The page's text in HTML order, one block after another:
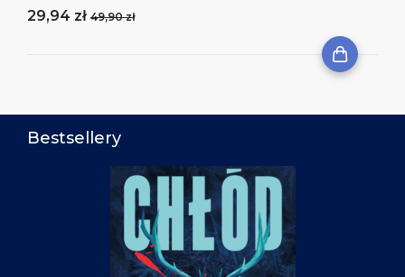
29,94 zł 49,90 zł
Bestsellery